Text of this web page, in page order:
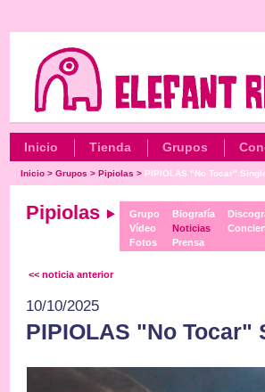
Inicio Tienda Grupos
Inicio >Grupos >Pipiolas > PIPIOLAS "No Tocar"
Pipiolas
Grupo
Vídeo
Fotos
Biografía
Noticias
Prensa
<< noticia anterior
10/10/2025
PIPIOLAS "No Tocar"